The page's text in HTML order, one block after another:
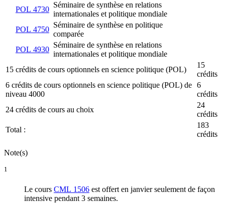
POL 4730
Séminaire de synthèse en relations
internationales et politique mondiale
POL 4750
Séminaire de synthèse en politique
comparée
POL 4930
Séminaire de synthèse en relations
internationales et politique mondiale
15 crédits de cours optionnels en science politique (POL)
15
crédits
6 crédits de cours optionnels en science politique (POL) de
niveau 4000
6
crédits
24 crédits de cours au choix
24
crédits
Total :
183
crédits
Note(s)
1
Le cours CML 1506 est offert en janvier seulement de façon
intensive pendant 3 semaines.